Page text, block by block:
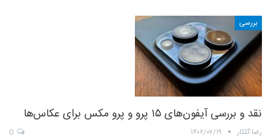
بررسی
نقد و بررسی آیفون‌های ۱۵ پرو و پرو مکس برای عکاس‌ها
رضا گلکار ۱۴۰۲/۰۷/۱۹